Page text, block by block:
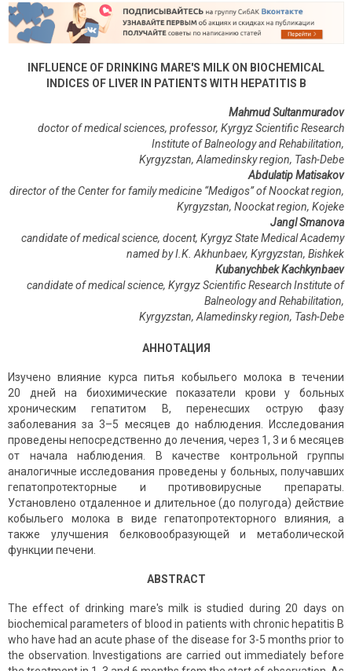
INFLUENCE OF DRINKING MARE'S MILK ON BIOCHEMICAL
INDICES OF LIVER IN PATIENTS WITH HEPATITIS B
Mahmud Sultanmuradov
doctor of medical sciences, professor, KyrgyzScientific Research
Institute of Balneology and Rehabilitation,
Kyrgyzstan, Alamedinsky region, Tash-Debe
Abdulatip Matisakov
director of the Center for family medicine “Medigos” of Noockatregion,
Kyrgyzstan, Noockatregion, Kojeke
Jangl Smanova
candidate of medical science, docent, Kyrgyz State Medical Academy
named by I.K. Akhunbaev, Kyrgyzstan, Bishkek
Kubanychbek Kachkynbaev
candidate of medical science, KyrgyzScientific Research Institute of
Balneology and Rehabilitation,
Kyrgyzstan, Alamedinsky region, Tash-Debe
АННОТАЦИЯ
Изучено влияние курса питья кобыльего молока в течении
20 дней на биохимические показатели крови у больных
хроническим гепатитом В, перенесших острую фазу
заболевания за 3–5 месяцев до наблюдения. Исследования
проведены непосредственно до лечения, через 1, 3 и 6 месяцев
от начала наблюдения. В качестве контрольной группы
аналогичные исследования проведены у больных, получавших
гепатопротекторные и противовирусные препараты.
Установлено отдаленное и длительное (до полугода) действие
кобыльего молока в виде гепатопротекторного влияния, а
также улучшения белковообразующей и метаболической
функции печени.
ABSTRACT
The effect of drinking mare's milk is studied during 20 days on
biochemical parameters of blood in patients with chronic hepatitis B
who have had an acute phase of the disease for 3-5 months prior to
the observation. Investigations are carried out immediately before